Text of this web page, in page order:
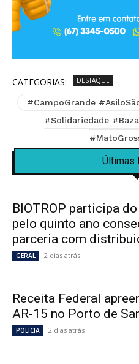
CATEGORIAS: DESTAQUE
#CampoGrande
#Solidariedade
Últimas
BIOTROP participa
pelo quinto ano
parceria com
GERAL 2 dias atrás
Receita Federal
AR-15 no Porto de
POLÍCIA 2 dias atrás